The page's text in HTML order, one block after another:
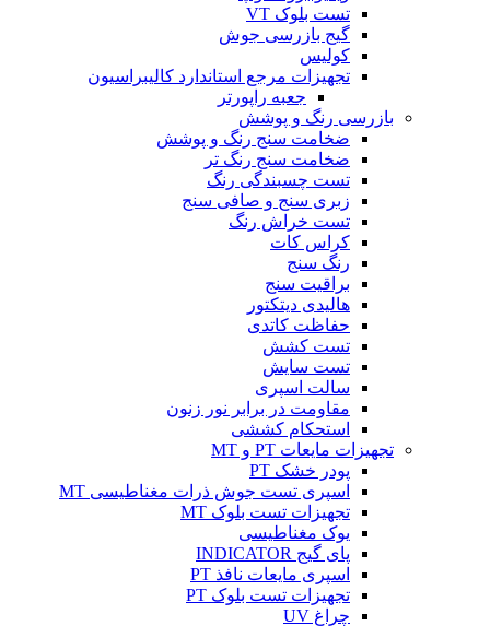
تست بلوک VT
گیج بازرسی جوش
کولیس
تجهیزات مرجع استاندارد کالیبراسیون
جعبه راپورتر
بازرسی رنگ و پوشش
ضخامت سنج رنگ و پوشش
ضخامت سنج رنگ تر
تست چسبندگی رنگ
زبری سنج و صافی سنج
تست خراش رنگ
کراس کات
رنگ سنج
براقیت سنج
هالیدی دیتکتور
حفاظت کاتدی
تست کشش
تست سایش
سالت اسپری
مقاومت در برابر نور زنون
استحکام کششی
تجهیزات مایعات PT و MT
پودر خشک PT
اسپری تست جوش ذرات مغناطیسی MT
تجهیزات تست بلوک MT
یوک مغناطیسی
پای گیج INDICATOR
اسپری مایعات نافذ PT
تجهیزات تست بلوک PT
چراغ UV